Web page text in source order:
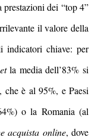
dei “top 4”
il valore della
indicatori chiave: per
la media dell’83% si
che è al95%, e Paesi
%) o la Romania (al
acquista online, dove